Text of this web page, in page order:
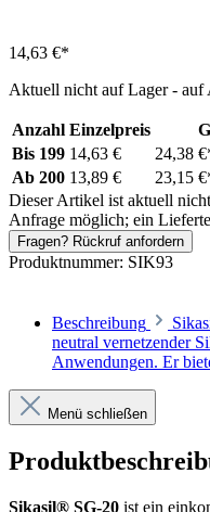
14,63 €*
Aktuell nicht auf Lager - auf
Anzahl Einzelpreis
Bis 199 14,63 € 24,38
Ab 200 13,89 € 23,15
Dieser Artikel ist aktuell
Anfrage möglich; ein
Fragen? Rückruf anfordern
Produktnummer: SIK93
Beschreibung
neutral vernetzender
Anwendungen. Er
Menü schließen
Sikasil® SG-20 ist ein